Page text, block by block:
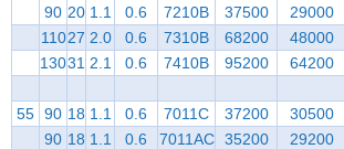
90 20 1.1 0.6 7210B 37500 29000
11027 2.0 0.6 7310B 68200 48000
13031 2.1 0.6 7410B 95200 64200
55 90 18 1.1 0.6 7011C 37200 30500
90 18 1.1 0.6 7011AC 35200 29200